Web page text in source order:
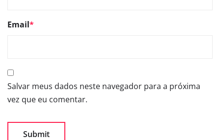
Email*
Salvar meus dados neste navegador para a próxima
vez que eu comentar.